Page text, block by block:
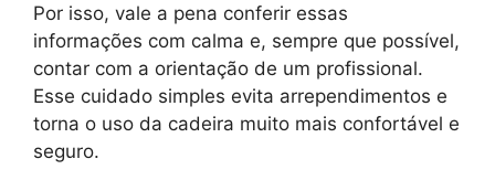
Por isso, vale a pena conferir essas
informações com calma e, sempre que possível,
contar com a orientação de um profissional.
Esse cuidado simples evita arrependimentos e
torna o uso da cadeira muito mais confortável e
seguro.